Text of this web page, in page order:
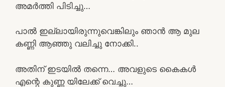
അമർത്തി പിടിച്ചു…
പാൽ ഇല്ലായിരുന്നുവെങ്കിലും ഞാൻ ആ മുല
കണ്ണി ആഞ്ഞു വലിച്ചു നോക്കി..
അതിന് ഇടയിൽ തന്നെ… അവളുടെ കൈകൾ
എന്റെ കുണ്ണ യിലേക്ക് വെച്ചു…